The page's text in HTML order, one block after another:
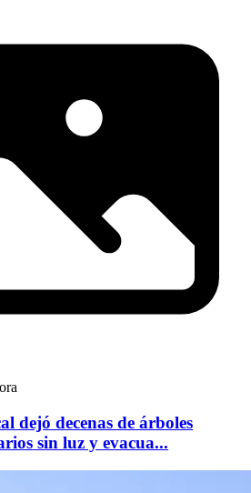
dejó decenas de árboles
sin luz y evacua...